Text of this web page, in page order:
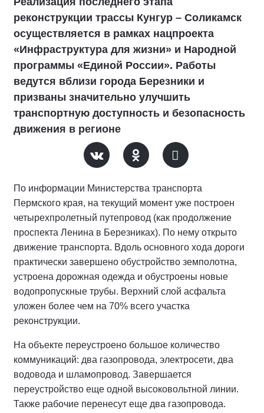
реконструкции трассы Кунгур – Соликамск
осуществляется в рамках нацпроекта
«Инфраструктура для жизни» и Народной
программы «Единой России». Работы
ведутся вблизи города Березники и
призваны значительно улучшить
транспортную доступность и безопасность
движения в регионе
По информации Министерства транспорта
Пермского края, на текущий момент уже построен
четырехпролетный путепровод (как продолжение
проспекта Ленина в Березниках). По нему открыто
движение транспорта. Вдоль основного хода дороги
практически завершено обустройство земполотна,
устроена дорожная одежда и обустроены новые
водопропускные трубы. Верхний слой асфальта
уложен более чем на 70% всего участка
реконструкции.
На объекте переустроено большое количество
коммуникаций: два газопровода, электросети, два
водовода и шламопровод. Завершается
переустройство еще одной высоковольтной линии.
Также рабочие перенесут еще два газопровода.